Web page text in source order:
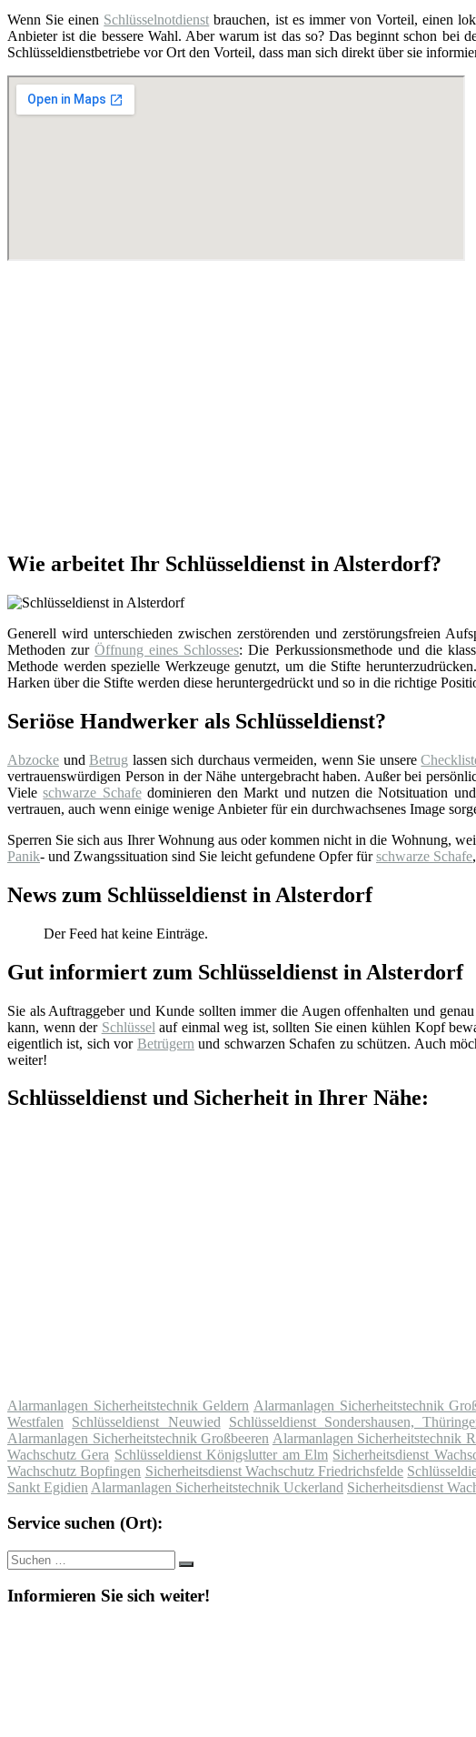
Wenn Sie einen Schlüsselnotdienst brauchen, ist es immer von Vorteil, einen
Anbieter ist die bessere Wahl. Aber warum ist das so? Das beginnt schon bei
Schlüsseldienstbetriebe vor Ort den Vorteil, dass man sich direkt über sie
Wie arbeitet Ihr Schlüsseldienst in Alsterdorf?
Generell wird unterschieden zwischen zerstörenden und zerstörungsfreien
Methoden zurÖffnung eines Schlosses: Die Perkussionsmethode und die
Methode werden spezielle Werkzeuge genutzt, um die Stifte
Harken über die Stifte werden diese heruntergedrückt und so in die richtige
Seriöse Handwerker als Schlüsseldienst?
Abzocke undBetrug lassen sich durchaus vermeiden, wenn Sie unsere
vertrauenswürdigen Person in der Nähe untergebracht haben. Außer bei
Vieleschwarze Schafedominieren den Markt und nutzen die Notsituation
vertrauen, auch wenn einige wenige Anbieter für ein durchwachsenes Image
Sperren Sie sich aus Ihrer Wohnung aus oder kommen nicht in die Wohnung,
Panik- und Zwangssituation sind Sie leicht gefundene Opfer fürschwarze Schafe,
News zum Schlüsseldienst in Alsterdorf
Der Feed hat keine Einträge.
Gut informiert zum Schlüsseldienst in Alsterdorf
Sie als Auftraggeber und Kunde sollten immer die Augen offenhalten und
kann, wenn der Schlüssel auf einmal weg ist, sollten Sie einen kühlen Kopf
eigentlich ist, sich vor Betrügern und schwarzen Schafen zu schützen. Auch
weiter!
Schlüsseldienst und Sicherheit in Ihrer Nähe:
Alarmanlagen Sicherheitstechnik Geldern Alarmanlagen Sicherheitstechnik
Westfalen
Schlüsseldienst Neuwied Schlüsseldienst Sondershausen,
Alarmanlagen Sicherheitstechnik Großbeeren Alarmanlagen Sicherheitstechnik
Wachschutz Gera Schlüsseldienst Königslutter am Elm Sicherheitsdienst
Wachschutz Bopfingen Sicherheitsdienst Wachschutz Friedrichsfelde
Sankt Egidien Alarmanlagen Sicherheitstechnik Uckerland Sicherheitsdienst
Service suchen (Ort):
Suche
nach:
Suchen
Informieren Sie sich weiter!